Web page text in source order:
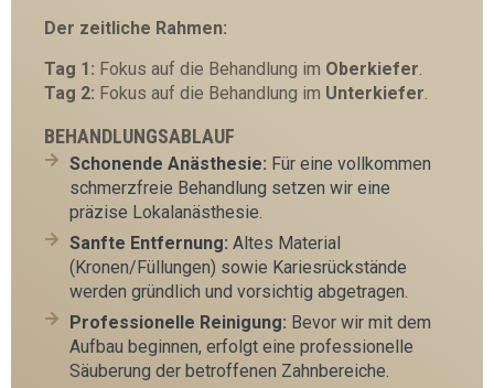
Der zeitliche Rahmen:
Tag 1: Fokus auf die Behandlung im Oberkiefer
Tag 2: Fokus auf die Behandlung im Unterkiefer
BEHANDLUNGSABLAUF
Schonende Anästhesie: Für eine vollkommen
schmerzfreie Behandlung setzen wir eine
präzise Lokalanästhesie.
Sanfte Entfernung: Altes Material
(Kronen/Füllungen) sowie Kariesrückstände
werden gründlich und vorsichtig abgetragen.
Professionelle Reinigung: Bevor wir mit dem
Aufbau beginnen, erfolgt eine professionelle
Säuberung der betroffenen Zahnbereiche.